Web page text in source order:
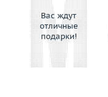
Bochic
Boucheron
Breguet
Breuning
Вас ждут
отличные
подарки!